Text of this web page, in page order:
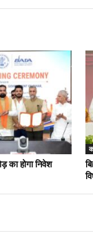
का होगा निवेश